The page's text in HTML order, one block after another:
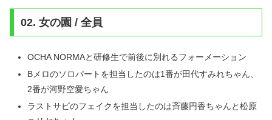
02. 女の園 / 全員
OCHA NORMAと研修生で前後に別れるフォーメーション
Bメロのソロパートを担当したのは1番が田代すみれちゃん、
2番が河野空愛ちゃん
ラストサビのフェイクを担当したのは斉藤円香ちゃんと松原